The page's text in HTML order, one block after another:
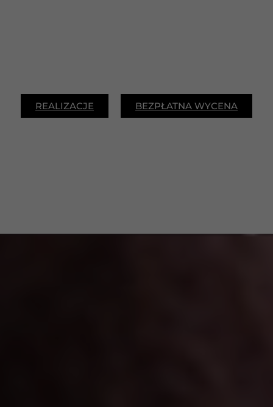
REALIZACJE BEZPŁATNA WYCENA